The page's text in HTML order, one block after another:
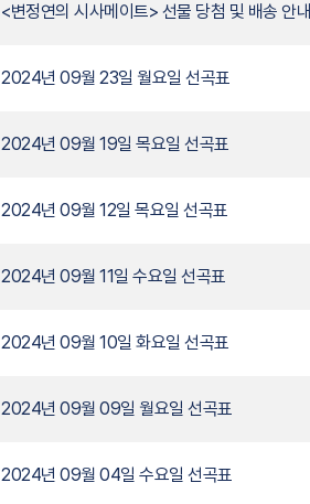
<변정연의 시사메이트> 선물 당첨 및 배송 안내
2024년 09월 23일 월요일 선곡표
2024년 09월 19일 목요일 선곡표
2024년 09월 12일 목요일 선곡표
2024년 09월 11일 수요일 선곡표
2024년 09월 10일 화요일 선곡표
2024년 09월 09일 월요일 선곡표
2024년 09월 04일 수요일 선곡표